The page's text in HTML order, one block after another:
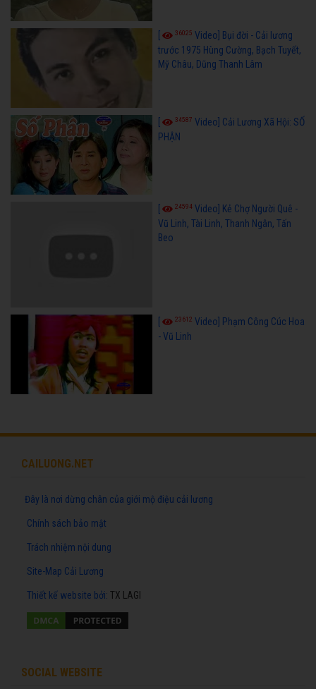
36025 Video] Bụi đời - Cải lương
trước 1975 Hùng Cường, Bạch Tuyết,
Mỹ Châu, Dũng Thanh Lâm
34587 Video] Cải Lương Xã Hội: SỐ
PHẬN
24594 Video] Kẻ Chợ Người Quê -
Vũ Linh, Tài Linh, Thanh Ngân, Tấn
Beo
23612 Video] Phạm Công Cúc Hoa
- Vũ Linh
CAILUONG.NET
Đây là nơi dừng chân của giới mộ điệu cải lương
Chính sách bảo mật
Trách nhiệm nội dung
Site-Map Cải Lương
Thiết kế website bởi: TX LAGI
SOCIAL WEBSITE